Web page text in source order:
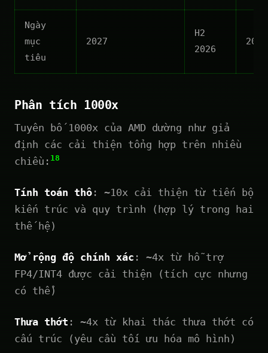
Ngày
mục
tiêu
2027
H2
2026
2023
Phân tích 1000x
Tuyên bố 1000x của AMD dường như giả
định các cải thiện tổng hợp trên nhiều
chiều: 18
Tính toán thô : ~10x cải thiện từ tiến bộ
kiến trúc và quy trình (hợp lý trong hai
thế hệ)
Mở rộng độ chính xác : ~4x từ hỗ trợ
FP4/INT4 được cải thiện (tích cực nhưng
có thể)
Thưa thớt : ~4x từ khai thác thưa thớt có
cấu trúc (yêu cầu tối ưu hóa mô hình)